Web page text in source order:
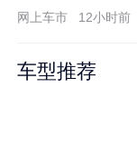
网上车市 12小时前
车型推荐